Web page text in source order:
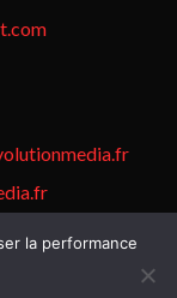
Mentions légales &
la performance